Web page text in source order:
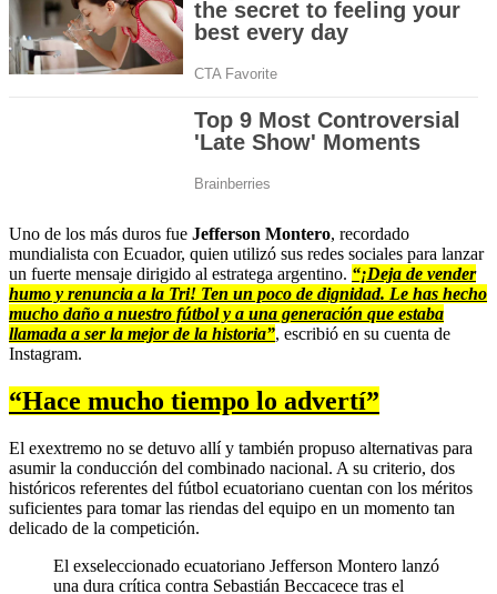
Uno de los más duros fue Jefferson Montero, recordado
mundialista con Ecuador, quien utilizó sus redes sociales para lanzar
un fuerte mensaje dirigido al estratega argentino. “¡Deja de vender
humo y renuncia a la Tri! Ten un poco de dignidad. Le has hecho
mucho daño a nuestro fútbol y a una generación que estaba
llamada a ser la mejor de la historia”, escribió en su cuenta de
Instagram.
“Hace mucho tiempo lo advertí”
El exextremo no se detuvo allí y también propuso alternativas para
asumir la conducción del combinado nacional. A su criterio, dos
históricos referentes del fútbol ecuatoriano cuentan con los méritos
suficientes para tomar las riendas del equipo en un momento tan
delicado de la competición.
El exseleccionado ecuatoriano Jefferson Montero lanzó
una dura crítica contra Sebastián Beccacece tras el